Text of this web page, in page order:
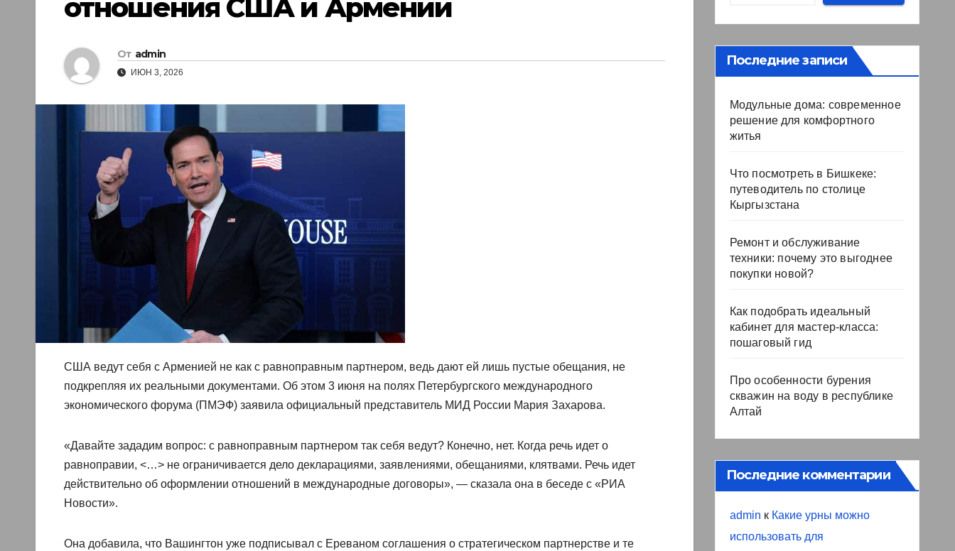
отношения США и Армении
От admin
ИЮН 3, 2026
США ведут себя с Арменией не как с равноправным партнером, ведь дают ей лишь пустые обещания, не
подкрепляя их реальными документами. Об этом 3 июня на полях Петербургского международного
экономического форума (ПМЭФ) заявила официальный представитель МИД России Мария Захарова.
«Давайте зададим вопрос: с равноправным партнером так себя ведут? Конечно, нет. Когда речь идет о
равноправии, <…> не ограничивается дело декларациями, заявлениями, обещаниями, клятвами. Речь идет
действительно об оформлении отношений в международные договоры», — сказала она в беседе с «РИА
Новости».
Она добавила, что Вашингтон уже подписывал с Ереваном соглашения о стратегическом партнерстве и те
Последние записи
Модульные дома: современное
решение для комфортного
житья
Что посмотреть в Бишкеке:
путеводитель по столице
Кыргызстана
Ремонт и обслуживание
техники: почему это выгоднее
покупки новой?
Как подобрать идеальный
кабинет для мастер-класса:
пошаговый гид
Про особенности бурения
скважин на воду в республике
Алтай
Последние комментарии
admin к Какие урны можно
использовать для